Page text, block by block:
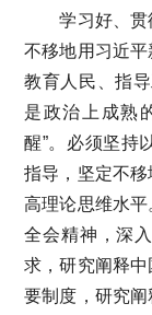
学习好、贯彻
不移地用习近平
教育人民、指
是政治上成熟
醒”。必须坚持
指导，坚定不
高理论思维水
全会精神，深
求，研究阐释
要制度，研究